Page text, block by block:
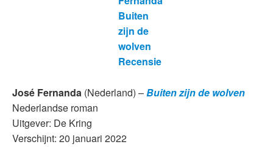
José Fernanda (Nederland) –Buiten zijn de wolven
Nederlandse roman
Uitgever: De Kring
Verschijnt: 20 januari 2022